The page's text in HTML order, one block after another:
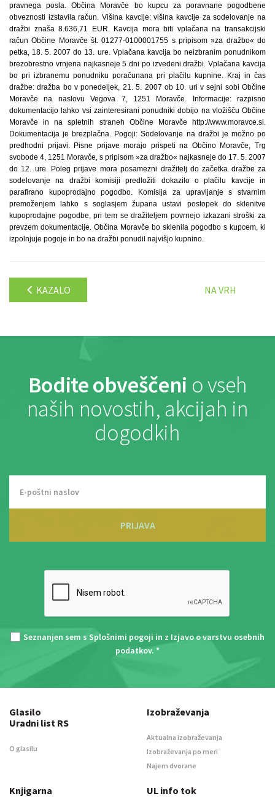
pravnega posla. Občina Moravče bo kupcu za poravnane pogodbene
obveznosti izstavila račun. Višina kavcije: višina kavcije za sodelovanje na
dražbi znaša 8.636,71 EUR. Kavcija mora biti vplačana na transakcijski
račun Občine Moravče št. 01277-0100001755 s pripisom »za dražbo« do
petka, 18. 5. 2007 do 13. ure. Vplačana kavcija bo neizbranim ponudnikom
brezobrestno vrnjena najkasneje 5 dni po izvedeni dražbi. Vplačana kavcija
bo pri izbranemu ponudniku poračunana pri plačilu kupnine. Kraj in čas
dražbe: dražba bo v ponedeljek, 21. 5. 2007 ob 10. uri v sejni sobi Občine
Moravče na naslovu Vegova 7, 1251 Moravče. Informacije: razpisno
dokumentacijo lahko vsi zainteresirani ponudniki dobijo na vložišču Občine
Moravče in na spletnih straneh Občine Moravče http://www.moravce.si.
Dokumentacija je brezplačna. Pogoji: Sodelovanje na dražbi je možno po
predhodni prijavi. Pisne prijave morajo prispeti na Občino Moravče, Trg
svobode 4, 1251 Moravče, s pripisom »za dražbo« najkasneje do 17. 5. 2007
do 12. ure. Poleg prijave mora posamezni dražitelj do začetka dražbe za
sodelovanje na dražbi komisiji predložiti dokazilo o plačilu kavcije in
parafirano kupoprodajno pogodbo. Komisija za upravljanje s stvarnim
premoženjem lahko s soglasjem župana ustavi postopek do sklenitve
kupoprodajne pogodbe, pri tem se dražiteljem povrnejo izkazani stroški za
prevzem dokumentacije. Občina Moravče bo sklenila pogodbo s kupcem, ki
izpolnjuje pogoje in bo na dražbi ponudil najvišjo kupnino.
KAZALO NA VRH
Bodite obveščeni o vseh
naših novostih, akcijah in
dogodkih
PRIJAVA
Seznanjen sem s Splošnimi pogoji in z Izjavo o varstvu osebnih
podatkov. *
Glasilo
Uradni list RS
O glasilu
Izobraževanja
Aktualna izobraževanja
Izobraževanja po meri
Najem dvorane
Knjigarna UL info tok